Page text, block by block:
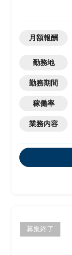
月額報酬
勤務地
勤務期間
稼働率
業務内容
募集終了